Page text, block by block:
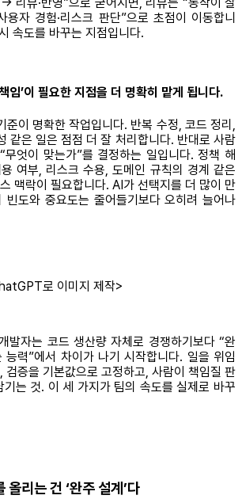
용자 경험·리스크 판단”으로 초점이 이동합니
속도를 바꾸는 지점입니다.
임’이 필요한 지점을 더 명확히 맡게 됩니다.
이 명확한 작업입니다. 반복 수정, 코드 정리,
같은 일은 점점 더 잘 처리합니다. 반대로 사람
엇이 맞는가”를 결정하는 일입니다. 정책 해
여부, 리스크 수용, 도메인 규칙의 경계 같은
맥락이 필요합니다. AI가 선택지를 더 많이 만
빈도와 중요도는 줄어들기보다 오히려 늘어나
로 이미지 제작>
발자는 코드 생산량 자체로 경쟁하기보다 “완
능력”에서 차이가 나기 시작합니다. 일을 위임
검증을 기본값으로 고정하고, 사람이 책임질 판
기는 것. 이 세 가지가 팀의 속도를 실제로 바꾸
올리는 건 ‘완주 설계’다